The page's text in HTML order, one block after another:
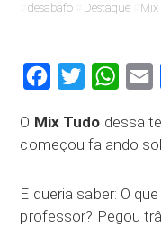
desabafo
Destaque Mix
FacebookTwitter
O Mix Tudo dessa
começou falando
E queria saber: O
professor? Pegou